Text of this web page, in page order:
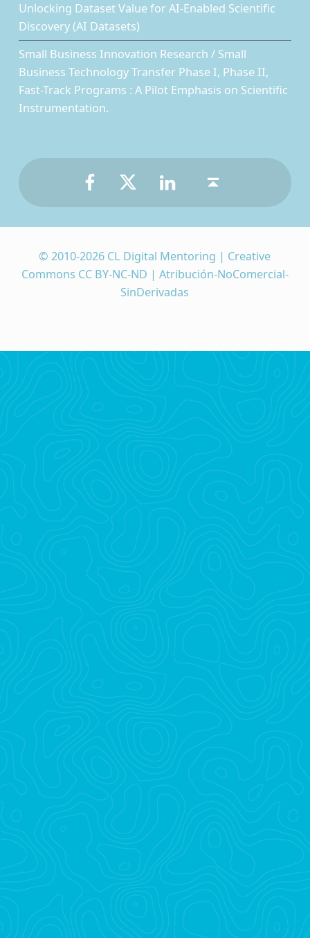
Unlocking Dataset Value for AI-Enabled Scientific
Discovery (AI Datasets)
Small Business Innovation Research / Small
Business Technology Transfer Phase I, Phase II,
Fast-Track Programs : A Pilot Emphasis on Scientific
Instrumentation.
© 2010-2026 CL Digital Mentoring | Creative
Commons CC BY-NC-ND | Atribución-NoComercial-
SinDerivadas